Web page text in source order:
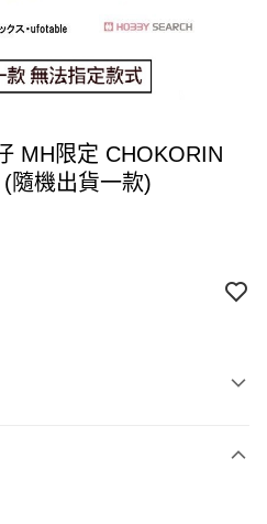
MH限定 CHOKORIN
隨機出貨一款)